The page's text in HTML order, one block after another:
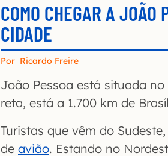
COMO CHEGAR A
CIDADE
Por Ricardo Freire
João Pessoa está situada
reta, está a 1.700 km de
Turistas que vêm do
de avião. Estando no